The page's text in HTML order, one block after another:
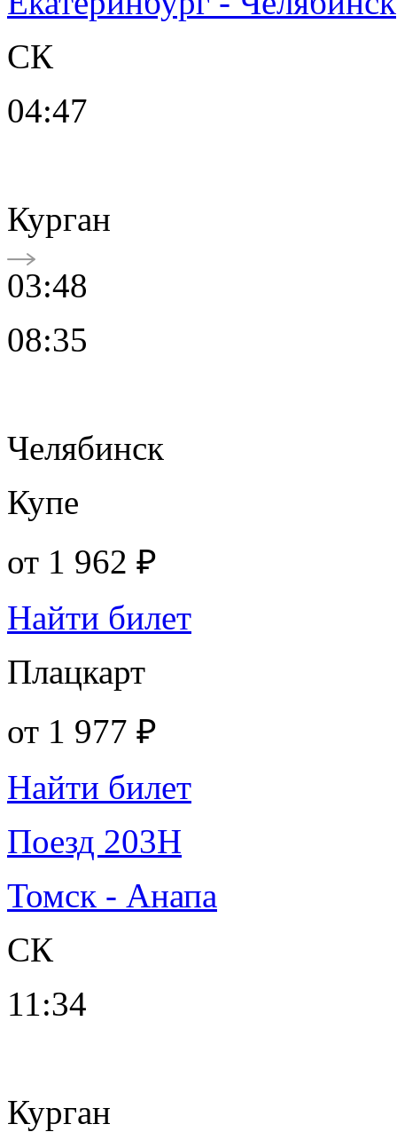
СК
04:47
Курган
03:48
08:35
Челябинск
Купе
от 1 962 ₽
Найти билет
Плацкарт
от 1 977 ₽
Найти билет
Поезд 203Н
Томск - Анапа
СК
11:34
Курган